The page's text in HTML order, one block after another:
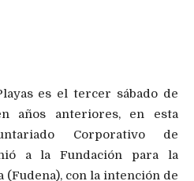
es el tercer sábado de
años anteriores, en esta
Corporativo de
a la Fundación para la
(Fudena), con la intención de